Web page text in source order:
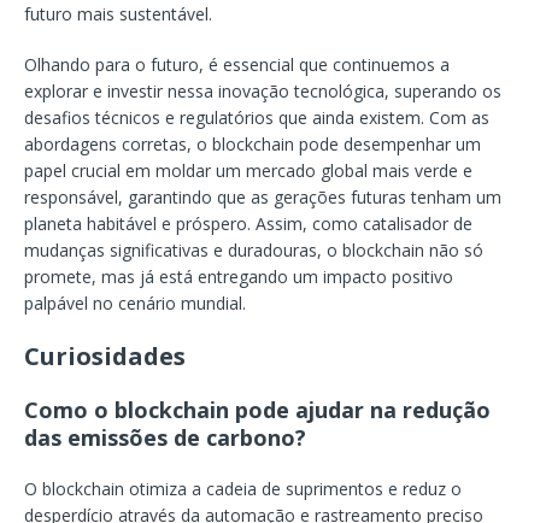
futuro mais sustentável.
Olhando para o futuro, é essencial que continuemos a
explorar e investir nessa inovação tecnológica, superando os
desafios técnicos e regulatórios que ainda existem. Com as
abordagens corretas, o blockchain pode desempenhar um
papel crucial em moldar um mercado global mais verde e
responsável, garantindo que as gerações futuras tenham um
planeta habitável e próspero. Assim, como catalisador de
mudanças significativas e duradouras, o blockchain não só
promete, mas já está entregando um impacto positivo
palpável no cenário mundial.
Curiosidades
Como o blockchain pode ajudar na redução
das emissões de carbono?
O blockchain otimiza a cadeia de suprimentos e reduz o
desperdício através da automação e rastreamento preciso